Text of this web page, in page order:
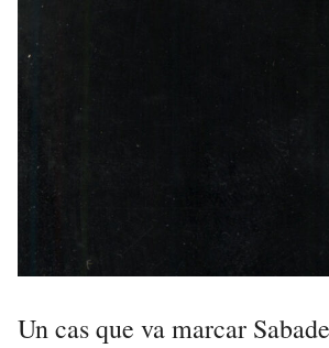
Un cas que va marcar